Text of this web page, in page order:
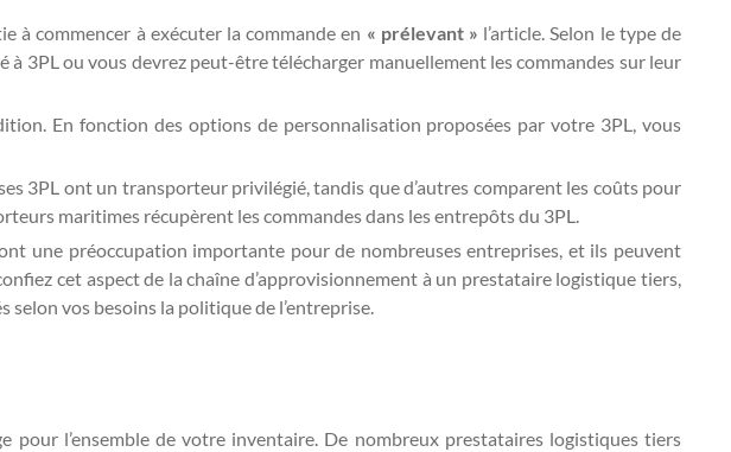
à commencer à exécuter la commande en « prélevant » l’article. Selon le type de
3PL ou vous devrez peut-être télécharger manuellement les commandes sur leur
En fonction des options de personnalisation proposées par votre 3PL, vous
3PL ont un transporteur privilégié, tandis que d’autres comparent les coûts pour
maritimes récupèrent les commandes dans les entrepôts du 3PL.
une préoccupation importante pour de nombreuses entreprises, et ils peuvent
cet aspect de la chaîne d’approvisionnement à un prestataire logistique tiers,
vos besoins la politique de l’entreprise.
pour l’ensemble de votre inventaire. De nombreux prestataires logistiques tiers